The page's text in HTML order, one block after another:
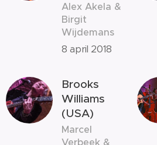
Alex Akela &
Birgit
Wijdemans
8 april 2018
Brooks
Williams
(USA)
Marcel
Verbeek &